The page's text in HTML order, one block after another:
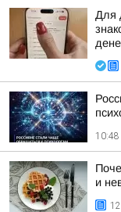
Для
10:48
и